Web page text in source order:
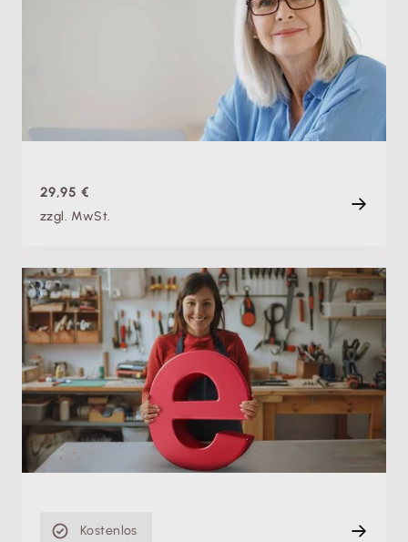
Weiterbeschäftigen im Ruhestand: Wichtige
Grundlagen zu Aktivrente & Co.
88 min
29,95 €
zzgl. MwSt.
Produktschulung
E-Rechnungspflicht: Einfach umsetzen mit
Lexware Office (ehem. lexoffice)
Di. 08.09.2026, 07:00 Uhr
+ weitere Termine
Live
Kostenlos